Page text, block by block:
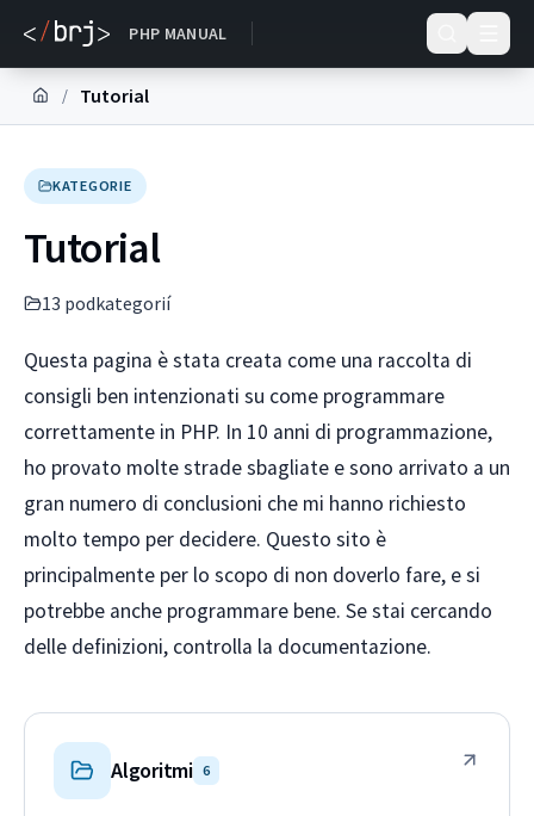
PHP MANUAL
DOKUMENTACE
/ Tutorial
KATEGORIE
Tutorial
13 podkategorií
Questa pagina è stata creata come una raccolta di
consigli ben intenzionati su come programmare
correttamente in PHP. In 10 anni di programmazione,
ho provato molte strade sbagliate e sono arrivato a un
gran numero di conclusioni che mi hanno richiesto
molto tempo per decidere. Questo sito è
principalmente per lo scopo di non doverlo fare, e si
potrebbe anche programmare bene. Se stai cercando
delle definizioni, controlla la documentazione.
Algoritmi 6